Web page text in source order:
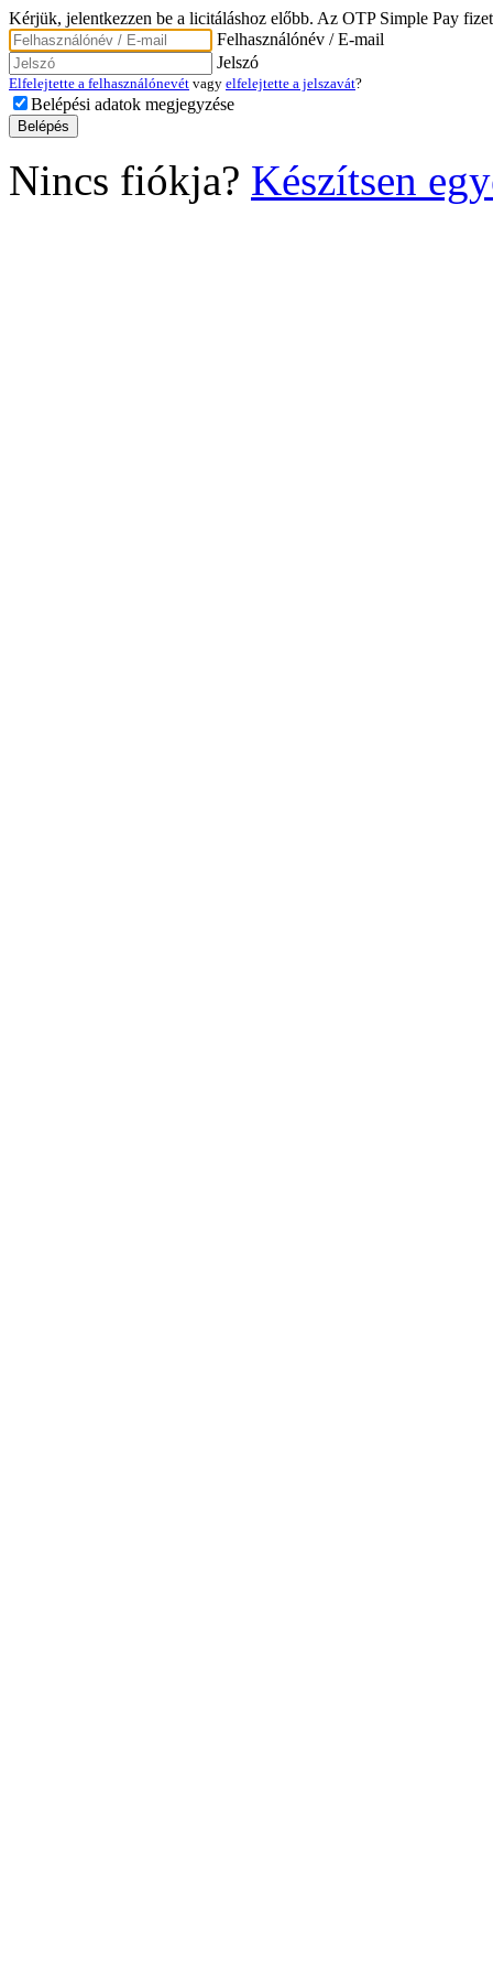
Kérjük, jelentkezzen be a licitáláshoz előbb. Az OTP Simple Pay
Felhasználónév / E-mail
Jelszó
Elfelejtette a felhasználónevét vagy elfelejtette a jelszavát?
Belépési adatok megjegyzése
Nincs fiókja? Készítsen